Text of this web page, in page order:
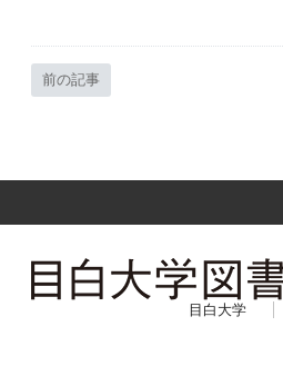
前の記事
目白大学